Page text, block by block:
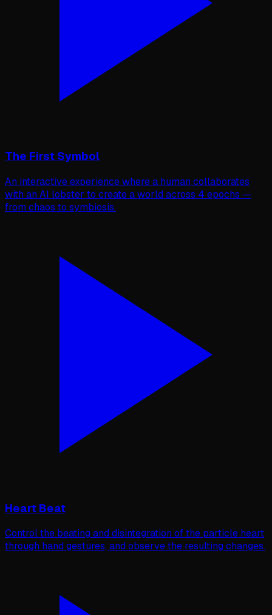
The First Symbol
An interactive experience where a human collaborates
with an AI lobster to create a world across 4 epochs —
from chaos to symbiosis.
Heart Beat
Control the beating and disintegration of the particle heart
through hand gestures, and observe the resulting changes.